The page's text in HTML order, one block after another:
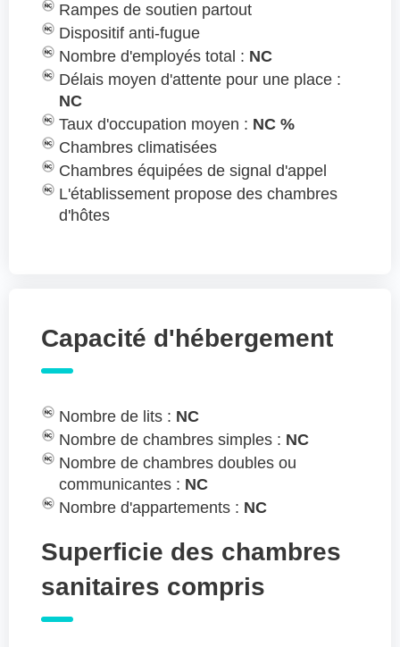
Rampes de soutien partout
Dispositif anti-fugue
Nombre d'employés total : NC
Délais moyen d'attente pour une place :
NC
Taux d'occupation moyen : NC %
Chambres climatisées
Chambres équipées de signal d'appel
L'établissement propose des chambres
d'hôtes
Capacité d'hébergement
Nombre de lits : NC
Nombre de chambres simples : NC
Nombre de chambres doubles ou
communicantes : NC
Nombre d'appartements : NC
Superficie des chambres
sanitaires compris